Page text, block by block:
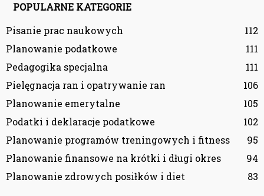
POPULARNE KATEGORIE
Pisanie prac naukowych
112
Planowanie podatkowe
111
Pedagogika specjalna
111
Pielęgnacja ran i opatrywanie ran
106
Planowanie emerytalne
105
Podatki i deklaracje podatkowe
102
Planowanie programów treningowych i fitness
95
Planowanie finansowe na krótki i długi okres
94
Planowanie zdrowych posiłków i diet
83